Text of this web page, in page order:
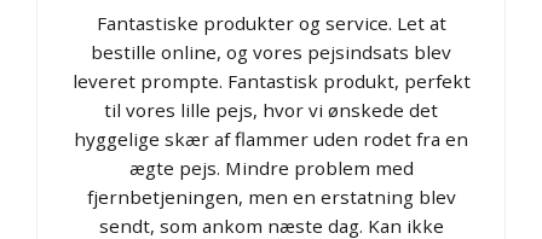
Fantastiske produkter og service. Let at
bestille online, og vores pejsindsats blev
leveret prompte. Fantastisk produkt, perfekt
til vores lille pejs, hvor vi ønskede det
hyggelige skær af flammer uden rodet fra en
ægte pejs. Mindre problem med
fjernbetjeningen, men en erstatning blev
sendt, som ankom næste dag. Kan ikke